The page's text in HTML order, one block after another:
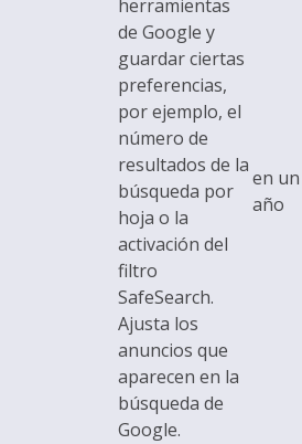
herramientas
de Google y
guardar ciertas
preferencias,
por ejemplo, el
número de
resultados de la
búsqueda por
hoja o la
activación del
filtro
SafeSearch.
Ajusta los
anuncios que
aparecen en la
búsqueda de
Google.
en un
año